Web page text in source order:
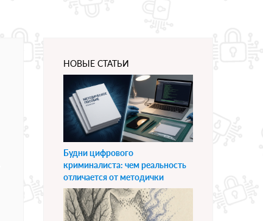
НОВЫЕ СТАТЬИ
Будни цифрового
криминалиста: чем реальность
отличается от методички